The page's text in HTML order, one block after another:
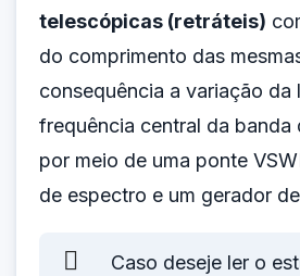
telescópicas (retráteis)
do comprimento das
consequência a variação da
frequência central da banda
por meio de uma ponte
de espectro e um gerador
Caso deseje ler o